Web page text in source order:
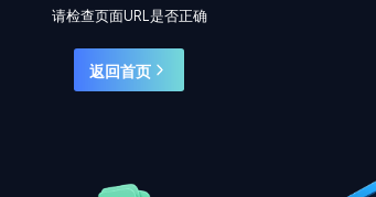
请检查页面URL是否正确
返回首页